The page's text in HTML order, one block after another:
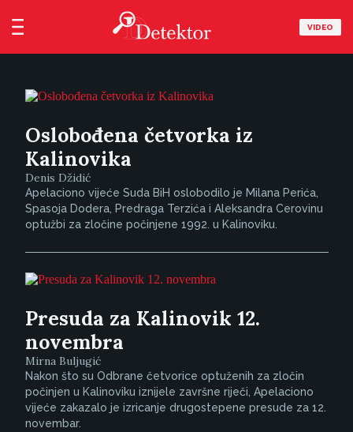
VIDEO
Oslobođena četvorka iz
Kalinovika
Denis Džidić
Apelaciono vijeće Suda BiH oslobodilo je Milana Perića,
Spasoja Dodera, Predraga Terzića i Aleksandra Cerovinu
optužbi za zločine počinjene 1992. u Kalinoviku.
Presuda za Kalinovik 12.
novembra
Mirna Buljugić
Nakon što su Odbrane četvorice optuženih za zločin
počinjen u Kalinoviku iznijele završne riječi, Apelaciono
vijeće zakazalo je izricanje drugostepene presude za 12.
novembar.